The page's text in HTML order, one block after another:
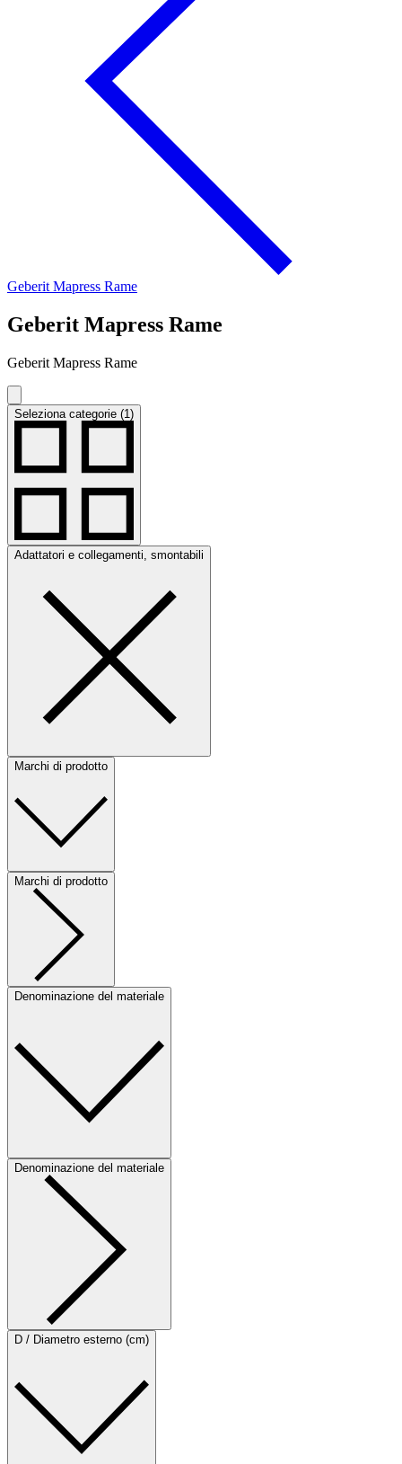
Geberit Mapress Rame
Geberit Mapress Rame
Geberit Mapress Rame
Seleziona categorie (1)
Adattatori e collegamenti, smontabili
Marchi di prodotto
Marchi di prodotto
Denominazione del materiale
Denominazione del materiale
D / Diametro esterno (cm)